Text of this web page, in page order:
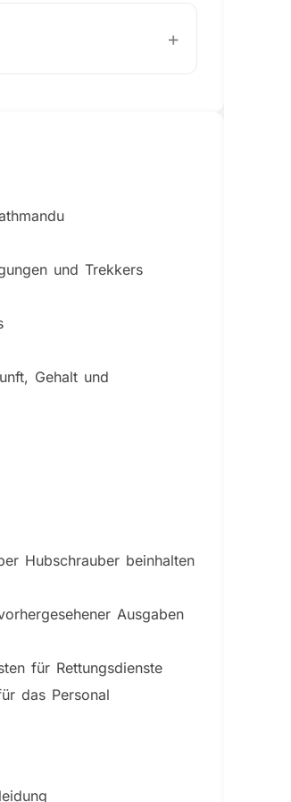
+
und Trekkers
Gehalt und
Hubschrauber beinhalten
Ausgaben
für Rettungsdienste
das Personal